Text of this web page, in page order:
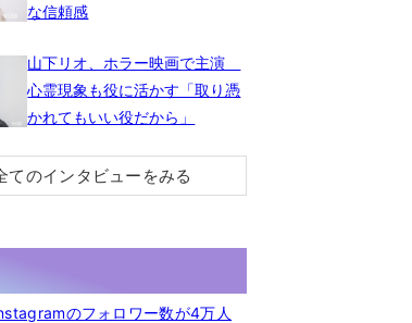
な信頼感
山下リオ、ホラー映画で主演
心霊現象も役に活かす「取り憑
かれてもいい役だから」
てのインタビューをみる
のフォロワー数が4万人